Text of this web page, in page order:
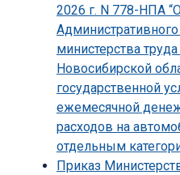
2026 г. N 778-НПА
министерства
Новосибирской
государственной
ежемесячной
расходов на
отдельным
Приказ